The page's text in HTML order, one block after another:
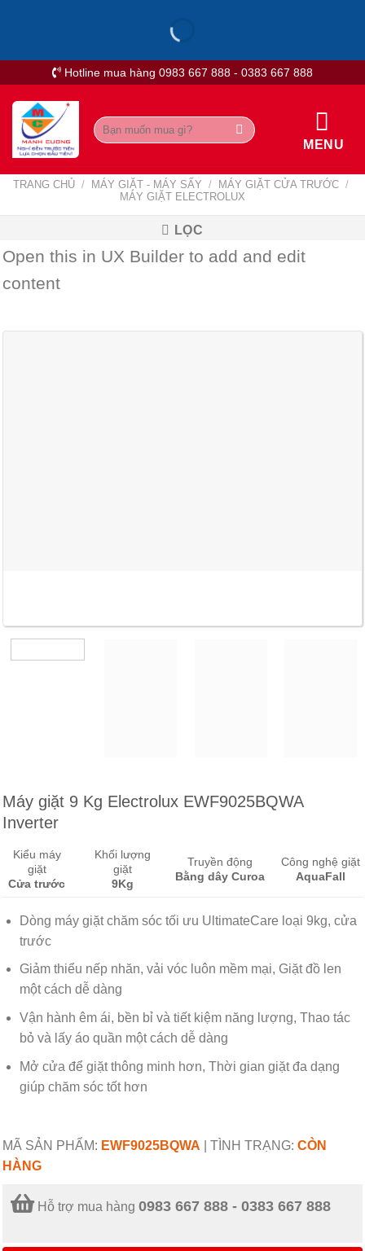
Hotline mua hàng 0983 667 888 - 0383 667 888
Tìm
kiếm:
MENU
TRANG CHỦ / MÁY GIẶT - MÁY SẤY / MÁY GIẶT CỬA TRƯỚC /
MÁY GIẶT ELECTROLUX
LỌC
Open this in UX Builder to add and edit
content
Máy giặt 9 Kg Electrolux EWF9025BQWA
Inverter
Kiểu máy
giặt
Cửa trước
Khối lượng
giặt
9Kg
Truyền động
Bằng dây Curoa
Công nghệ giặt
AquaFall
Dòng máy giặt chăm sóc tối ưu UltimateCare loại 9kg, cửa
trước
Giảm thiểu nếp nhăn, vải vóc luôn mềm mại, Giặt đồ len
một cách dễ dàng
Vận hành êm ái, bền bỉ và tiết kiệm năng lượng, Thao tác
bỏ và lấy áo quần một cách dễ dàng
Mở cửa để giặt thông minh hơn, Thời gian giặt đa dạng
giúp chăm sóc tốt hơn
MÃ SẢN PHẨM: EWF9025BQWA TÌNH TRẠNG: CÒN
HÀNG
Hỗ trợ mua hàng 0983 667 888 - 0383 667 888